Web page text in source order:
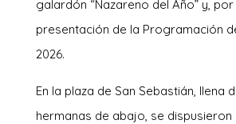
galardón “Nazareno del Año” y,
presentación de la Programación
2026.
En la plaza de San Sebastián, llena
hermanas de abajo, se dispusieron